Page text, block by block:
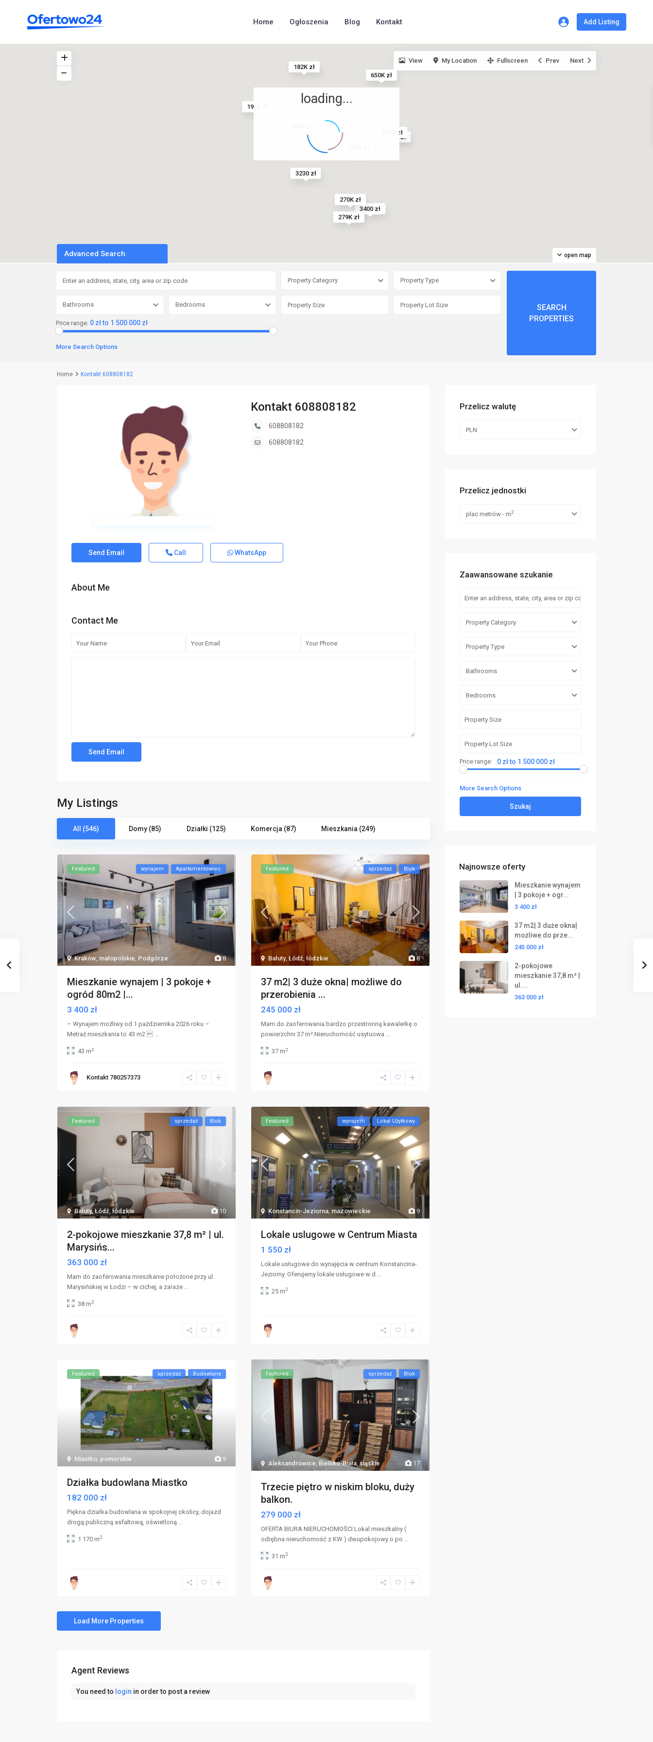
Home Ogłoszenia Blog Kontakt Add Listing
3400 zł
1550 zł
182K zł
279K zł
3300 zł
195K zł
270K zł
3230 zł
650K zł
loading...
open map
View My Location Fullscreen Prev Next
Advanced Search
Property Category Property Type
Bathrooms Bedrooms
Price range: 0 zł to 1 500 000 zł
More Search Options
Home Kontakt 608808182
Kontakt 608808182
608808182
608808182
Send Email Call WhatsApp
About Me
Contact Me
My Listings
All (546) Domy (85) Działki (125) Komercja (87) Mieszkania (249)
8
Kraków, małopolskie, Podgórze
Featured wynajem Apartamentowiec
Mieszkanie wynajem | 3 pokoje +
ogród 80m2 |...
3 400 zł
– Wynajem możliwy od 1 października 2026 roku –
Metraż mieszkania to 43 m2  ...
43 m2
Kontakt 780257373
8
Bałuty, Łódź, łódzkie
Featured sprzedaż Blok
37 m2| 3 duże okna| możliwe do
przerobienia ...
245 000 zł
Mam do zaoferowania bardzo przestronną kawalerkę o
powierzchni 37 m².Nieruchomość usytuowa ...
37 m2
10
Bałuty, Łódź łódzkie
Featured sprzedaż Blok
2-pokojowe mieszkanie 37,8 m² | ul.
Marysińs...
363 000 zł
Mam do zaoferowania mieszkanie położone przy ul.
Marysińskiej w Łodzi – w cichej, a zaraze
38 m2
9
Konstancin-Jeziorna mazowieckie
Featured wynajem Lokal Użytkowy
Lokale uslugowe w Centrum Miasta
1 550 zł
Lokale usługowe do wynajęcia w centrum Konstancina-
Jeziorny. Oferujemy lokale usługowe w d
25 m2
9
Miastko, pomorskie
Featured sprzedaż Budowlana
Działka budowlana Miastko
182 000 zł
Piękna działka budowlana w spokojnej okolicy, dojazd
drogą publiczną asfaltową, oświetloną ...
1 170 m2
17
Aleksandrowice Bielsko-Biała śląskie
Featured sprzedaż Blok
Trzecie piętro w niskim bloku, duży
balkon.
279 000 zł
OFERTA BIURA NIERUCHOMOŚCI Lokal mieszkalny (
odrębna nieruchomość z KW ) dwupokojowy o po
31 m2
Agent Reviews
You need to login in order to post a review
Przelicz walutę
PLN
Przelicz jednostki
plac metrów - m2
Zaawansowane szukanie
Property Category
Property Type
Bathrooms
Bedrooms
Price range: 0 zł to 1 500 000 zł
More Search Options
Szukaj
Najnowsze oferty
Mieszkanie wynajem
| 3 pokoje + ogr...
3 400 zł
37 m2| 3 duże okna|
możliwe do prze...
245 000 zł
2-pokojowe
mieszkanie 37,8 m² |
ul....
363 000 zł